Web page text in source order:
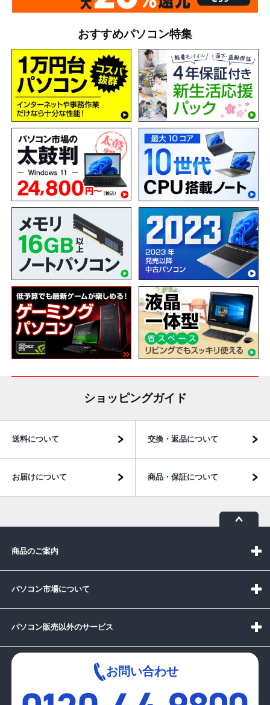
おすすめパソコン特集
ショッピングガイド
送料について 交換・返品について
お届けについて 商品・保証について
商品のご案内
パソコン市場について
パソコン販売以外のサービス
お問い合わせ